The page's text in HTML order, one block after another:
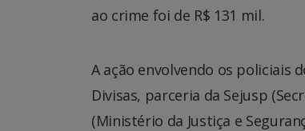
ao crime foi de R$ 131 mil.
A ação envolvendo os policiais
Divisas, parceria da Sejusp
(Ministério da Justiça e